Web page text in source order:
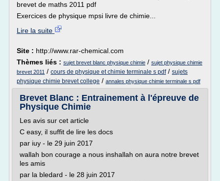
brevet de maths 2011 pdf
Exercices de physique mpsi livre de chimie...
Lire la suite
Site : http://www.rar-chemical.com
Thèmes liés : sujet brevet blanc physique chimie / sujet physique chimie
brevet 2011 / cours de physique et chimie terminale s pdf/ sujets
physique chimie brevet college / annales physique chimie terminale s pdf
Brevet Blanc : Entrainement à l'épreuve de
Physique Chimie
Les avis sur cet article
C easy, il suffit de lire les docs
par iuy - le 29 juin 2017
wallah bon courage a nous inshallah on aura notre brevet
les amis
par la bledard - le 28 juin 2017